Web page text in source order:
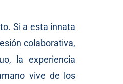
Si a esta innata
colaborativa,
la experiencia
vive de los